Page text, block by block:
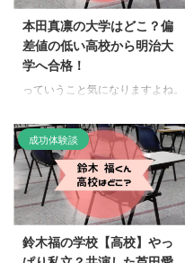
本田真凛の大学はどこ？偏
差値の低い高校から明治大
学へ合格！
っていうこと気になりますよね。
教材オタク15年の私が、活躍す
る子を親目線で調査。 我が子の
子育てに活かすことができるので
しょうか。 本田真凛ちゃんはど
この大学？ 本田真凛ちゃんは、
明治大学に進学しました。練習の
拠点はアメリカですが、学業との
両立を決断しています。 入学に
成功体験談
鈴木福の学校【高校】やっ